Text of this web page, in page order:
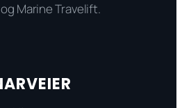
Marine Travelift.